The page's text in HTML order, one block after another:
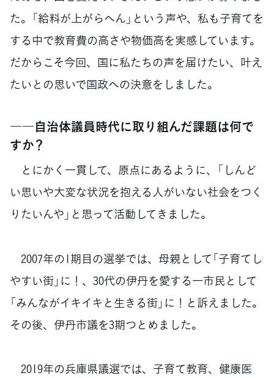
た。「給料が上がらへん」という声や、私も子育てを
する中で教育費の高さや物価高を実感しています。
だからこそ今回、国に私たちの声を届けたい、叶え
たいとの思いで国政への決意をしました。
――自治体議員時代に取り組んだ課題は何で
すか？
とにかく一貫して、原点にあるように、「しんど
い思いや大変な状況を抱える人がいない社会をつく
りたいんや」と思って活動してきました。
2007年の1期目の選挙では、母親として「子育てし
やすい街」に！、30代の伊丹を愛する一市民として
「みんながイキイキと生きる街」に！と訴えました。
その後、伊丹市議を3期つとめました。
2019年の兵庫県議選では、子育て教育、健康医